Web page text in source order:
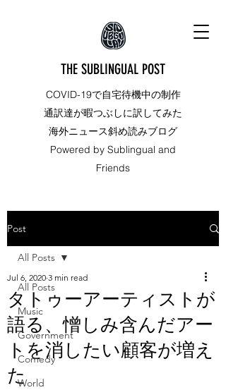
THE SUBLINGUAL POST
COVID-19で自宅待機中の制作
通訳達が暇つぶしに訳してみた
海外ニュース斜め読みブログ
Powered by Sublingual and
Friends
Post
All Posts
Music
Government
Comedy
World
All Posts
タトゥーアーティストが
語る、憎しみ含んだアー
トを消したい顧客が増え
た
Jul 6, 2020 3 min read